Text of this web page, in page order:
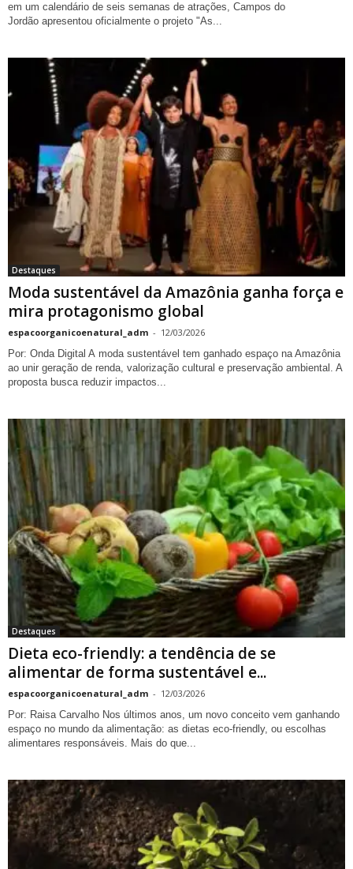
em um calendário de seis semanas de atrações, Campos do
Jordão apresentou oficialmente o projeto "As...
Destaques
Moda sustentável da Amazônia ganha força e
mira protagonismo global
espacoorganicoenatural_adm - 12/03/2026
Por: Onda Digital A moda sustentável tem ganhado espaço na Amazônia
ao unir geração de renda, valorização cultural e preservação ambiental. A
proposta busca reduzir impactos...
Destaques
Dieta eco-friendly: a tendência de se
alimentar de forma sustentável e...
espacoorganicoenatural_adm - 12/03/2026
Por: Raisa Carvalho Nos últimos anos, um novo conceito vem ganhando
espaço no mundo da alimentação: as dietas eco-friendly, ou escolhas
alimentares responsáveis. Mais do que...